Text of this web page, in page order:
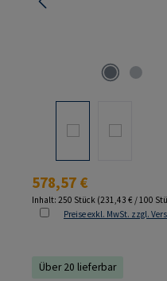
Regulärer Preis:
578,57 €
Inhalt: 250 Stück (231,43 € / 100
Preise exkl. MwSt. zzgl.
Über 20 lieferbar